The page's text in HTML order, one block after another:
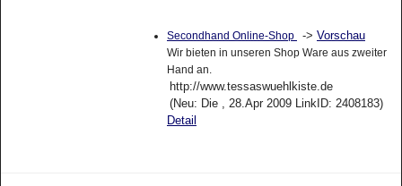
Secondhand Online-Shop -> Vorschau
Wir bieten in unseren Shop Ware aus zweiter
Hand an.
http://www.tessaswuehlkiste.de
(Neu: Die , 28.Apr 2009 LinkID: 2408183)
Detail